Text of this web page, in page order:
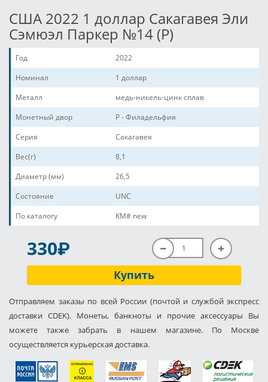
США 2022 1 доллар Сакагавея Эли
Сэмюэл Паркер №14 (P)
Год
2022
Номинал
1 доллар
Металл
медь-никель-цинк сплав
Монетный двор
P - Филадельфия
Серия
Сакагавея
Вес(г)
8,1
Диаметр (мм)
26,5
Состояние
UNC
По каталогу
KM# new
330P
Купить
Отправляем заказы по всей России (почтой и службой экспресс
доставки CDEK). Монеты, банкноты и прочие аксессуары Вы
можете также забрать в нашем магазине. По Москве
осуществляется курьерская доставка.